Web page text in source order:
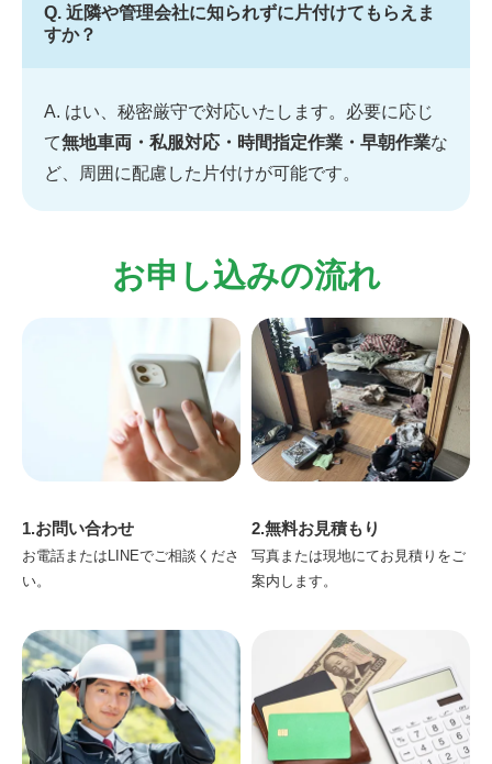
Q. 近隣や管理会社に知られずに片付けてもらえま
すか？
A. はい、秘密厳守で対応いたします。必要に応じ
て無地車両・私服対応・時間指定作業・早朝作業な
ど、周囲に配慮した片付けが可能です。
お申し込みの流れ
1.お問い合わせ
お電話またはLINEでご相談くださ
い。
2.無料お見積もり
写真または現地にてお見積りをご
案内します。